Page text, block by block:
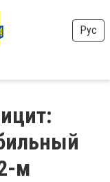
Рус
м